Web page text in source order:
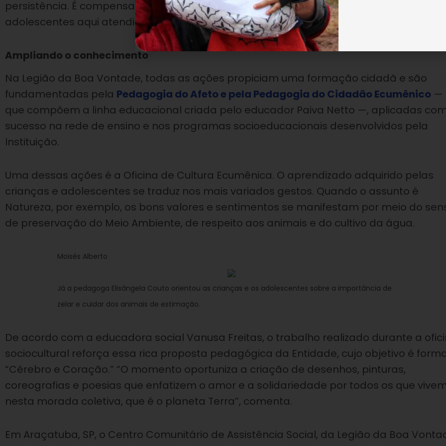
persistência. É compensador ver a energia e a vitalidade das crianças e dos
adolescentes aqui atendidos. Parabéns a todos”, declarou a agente Elisângela Couto.
Ampliando o conhecimento
Na Legião da Boa Vontade, todas as ações propiciam uma formação cidadã e são
fundamentadas pela Pedagogia do Afeto e pela Pedagogia do Cidadão Ecumênico —
que compõem a linha educacional criada pelo educador Paiva Netto —, aplicadas
sucesso na rede de ensino e nos programas socioeducacionais desenvolvidos pela
Instituição.
Uma dessas ações é a Oficina de Cultura Ecumênica. O aprendizado adquirido pelas
crianças e adolescentes se traduz nos mais variados gestos. Quando o assunto é
Natureza, por exemplo, os bons valores e sentimentos se manifestam por meio do
de preservação do Meio Ambiente, de respeito aos animais e do cultivo da água.
Moisés Alberto
Já a pedagoga Elisângela Couto orientou as crianças e os adolescentes sobre a importância de
zelar e cuidar dos animais de estimação.
De acordo com a educadora social Vanusa Freitas, o trabalho realizado durante a
sociocultural reforça essa rica proposta pedagógica da Entidade, cujo objetivo é
“Cérebro e Coração.” “O momento oportuniza a criação de desenhos, pinturas,
coreografias e poesias que enfatizem o amor e a solidariedade por todos os que
nesta morada coletiva, que é o planeta Terra”, comenta.
Em Araçatuba, SP, o Centro Comunitário de Assistência Social, da Legião da Boa